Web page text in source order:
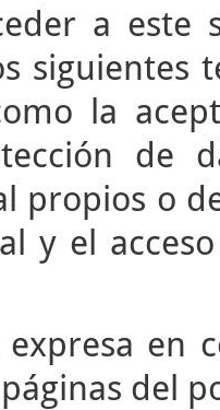
a
siguientes
la
de
propios o
y el
expresa en
del